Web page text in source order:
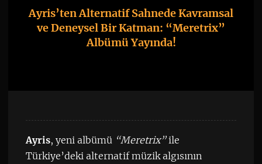
Ayris’ten Alternatif Sahnede Kavramsal
ve Deneysel Bir Katman: “Meretrix”
Albümü Yayında!
Ayris, yeni albümü “Meretrix”ile
Türkiye’deki alternatif müzik algısının